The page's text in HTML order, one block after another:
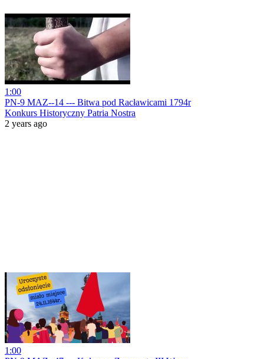
1:00
PN-9 MAZ--14 --- Bitwa pod Racławicami 1794r
Konkurs Historyczny Patria Nostra
2 years ago
1:00